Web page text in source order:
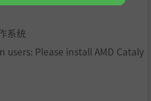
系统
users: Please install AMD Cataly